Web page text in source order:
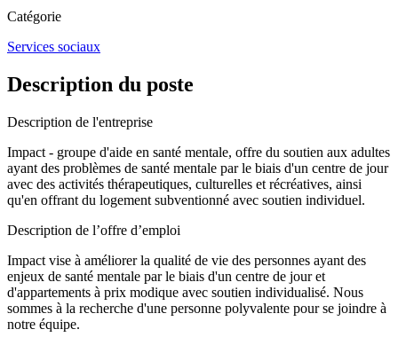
Catégorie
Services sociaux
Description du poste
Description de l'entreprise
Impact - groupe d'aide en santé mentale, offre du soutien aux adultes
ayant des problèmes de santé mentale par le biais d'un centre de jour
avec des activités thérapeutiques, culturelles et récréatives, ainsi
qu'en offrant du logement subventionné avec soutien individuel.
Description de l’offre d’emploi
Impact vise à améliorer la qualité de vie des personnes ayant des
enjeux de santé mentale par le biais d'un centre de jour et
d'appartements à prix modique avec soutien individualisé. Nous
sommes à la recherche d'une personne polyvalente pour se joindre à
notre équipe.